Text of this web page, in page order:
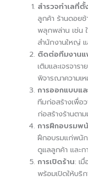
สำรวจทำเลที่ตั้
ลูกค้า ร้านดอย
พลุกพล่าน เช่น
สำนักงานใหญ่
ติดต่อทีมงานแ
เติมและเจรจาร
พิจารณาความเ
การออกแบบแล
ทีมก่อสร้างเพื่อ
ก่อสร้างร้านตา
การฝึกอบรมพ
ฝึกอบรมแก่พนัก
ดูแลลูกค้า และก
การเปิดร้าน: เ
พร้อมเปิดให้บริ